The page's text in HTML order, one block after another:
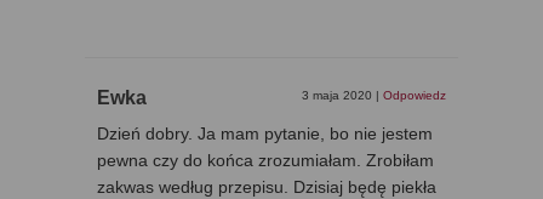
Ewka 3 maja 2020 | Odpowiedz
Dzień dobry. Ja mam pytanie, bo nie jestem
pewna czy do końca zrozumiałam. Zrobiłam
zakwas według przepisu. Dzisiaj będę piekła